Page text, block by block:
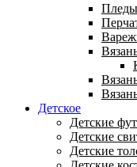
Детское
Детские
Детские
Детские